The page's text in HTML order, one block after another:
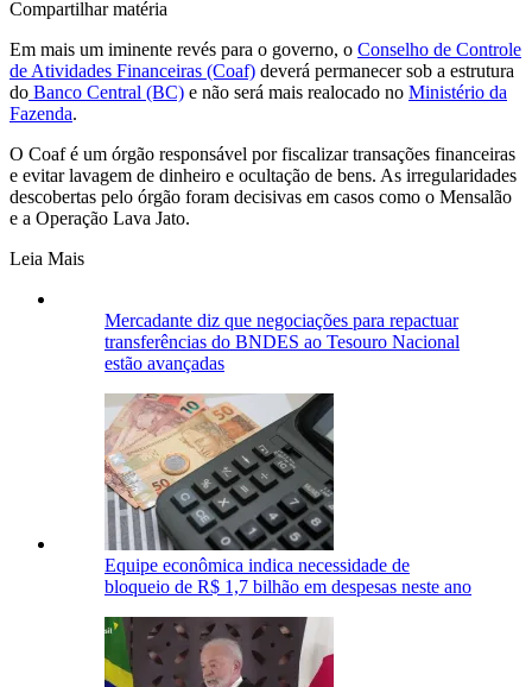
Compartilhar matéria
Em mais um iminente revés para o governo, o Conselho de Controle
de Atividades Financeiras (Coaf) deverá permanecer sob a estrutura
do Banco Central (BC) e não será mais realocado no Ministério da
Fazenda.
O Coaf é um órgão responsável por fiscalizar transações financeiras
e evitar lavagem de dinheiro e ocultação de bens. As irregularidades
descobertas pelo órgão foram decisivas em casos como o Mensalão
e a Operação Lava Jato.
Leia Mais
Mercadante diz que negociações para repactuar
transferências do BNDES ao Tesouro Nacional
estão avançadas
Equipe econômica indica necessidade de
bloqueio de R$ 1,7 bilhão em despesas neste ano